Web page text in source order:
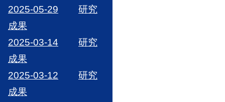
2025-05-29
研究
成果
2025-03-14
研究
成果
2025-03-12
研究
成果